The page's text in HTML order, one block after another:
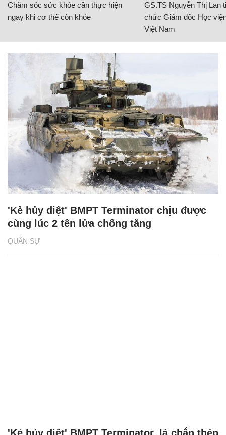
Chăm sóc sức khỏe cần thực hiện
ngay khi cơ thể còn khỏe
GS.TS Nguyễn Thị Lan
chức Giám đốc Học
Việt Nam
QUÂN SỰ
'Kẻ hủy diệt' BMPT Terminator chịu được
cùng lúc 2 tên lửa chống tăng